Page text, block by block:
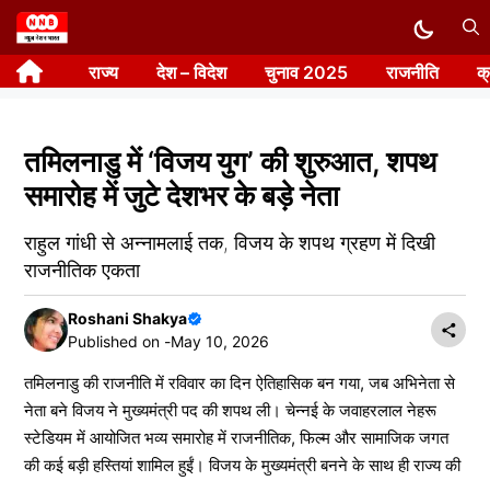
Skip
to
content राज्य देश – विदेश चुनाव 2025 राजनीति
तमिलनाडु में ‘विजय युग’ की शुरुआत, शपथ
समारोह में जुटे देशभर के बड़े नेता
राहुल गांधी से अन्नामलाई तक, विजय के शपथ ग्रहण में दिखी
राजनीतिक एकता
Roshani Shakya
Published on -May 10, 2026
तमिलनाडु की राजनीति में रविवार का दिन ऐतिहासिक बन गया, जब अभिनेता से
नेता बने विजय ने मुख्यमंत्री पद की शपथ ली। चेन्नई के जवाहरलाल नेहरू
स्टेडियम में आयोजित भव्य समारोह में राजनीतिक, फिल्म और सामाजिक जगत
की कई बड़ी हस्तियां शामिल हुईं। विजय के मुख्यमंत्री बनने के साथ ही राज्य की